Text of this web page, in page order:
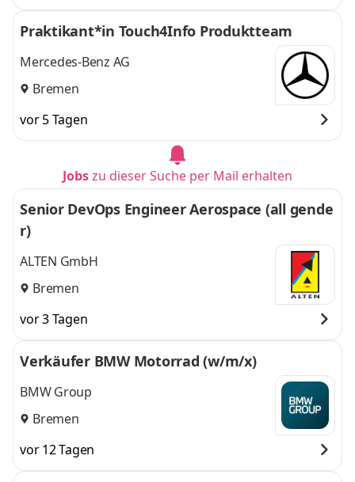
Praktikant*in Touch4Info Produktteam
Mercedes-Benz AG
Bremen
vor 5 Tagen
Jobszu dieser Suche per Mail erhalten
Senior DevOps Engineer Aerospace (all gende
r)
ALTEN GmbH
Bremen
vor 3 Tagen
Verkäufer BMW Motorrad (w/m/x)
BMW Group
Bremen
vor 12 Tagen